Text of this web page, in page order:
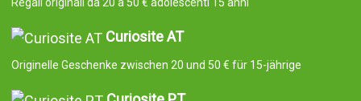
Curiosite AT
Originelle Geschenke zwischen 20 und 50 € für 15-jährige